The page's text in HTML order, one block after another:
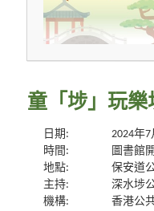
童「埗」玩樂
日期:
2024年
時間:
圖書館
地點:
保安道
主持:
深水埗
機構:
香港公